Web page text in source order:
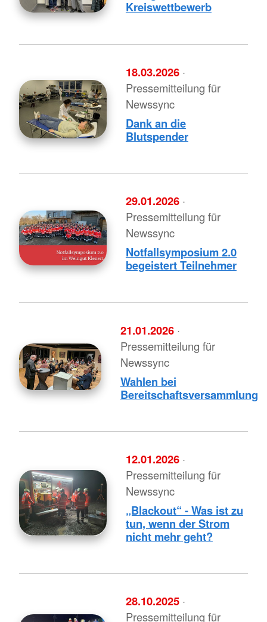
Kreiswettbewerb
18.03.2026 ·
Pressemitteilung für
Newssync
Dank an die
Blutspender
29.01.2026 ·
Pressemitteilung für
Newssync
Notfallsymposium 2.0
begeistert Teilnehmer
21.01.2026 ·
Pressemitteilung für
Newssync
Wahlen bei
Bereitschaftsversammlung
12.01.2026 ·
Pressemitteilung für
Newssync
„Blackout“ - Was ist zu
tun, wenn der Strom
nicht mehr geht?
28.10.2025 ·
Pressemitteilung für